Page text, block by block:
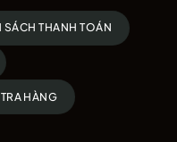
SÁCH THANH TOÁN
HÀNG